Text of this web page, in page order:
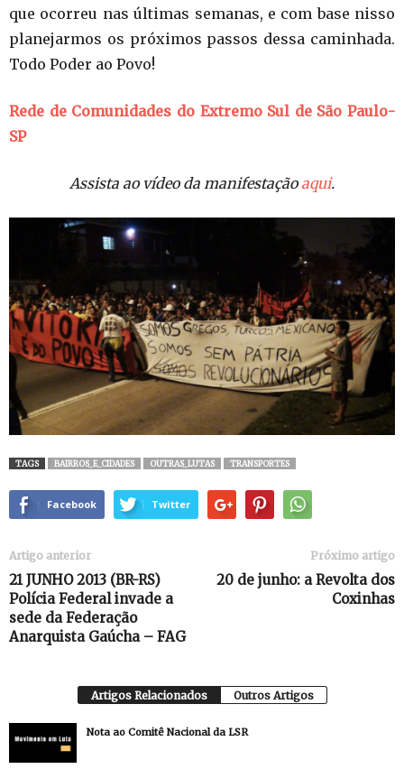
que ocorreu nas últimas semanas, e com base nisso
planejarmos os próximos passos dessa caminhada.
Todo Poder ao Povo!
Rede de Comunidades do Extremo Sul de São Paulo-
SP
Assista ao vídeo da manifestação aqui.
TAGS BAIRROS_E_CIDADES OUTRAS_LUTAS TRANSPORTES
Facebook Twitter
Artigo anterior
21 JUNHO 2013 (BR-RS)
Polícia Federal invade a
sede da Federação
Anarquista Gaúcha – FAG
Próximo artigo
20 de junho: a Revolta dos
Coxinhas
Artigos Relacionados Outros Artigos
Nota ao Comitê Nacional da LSR